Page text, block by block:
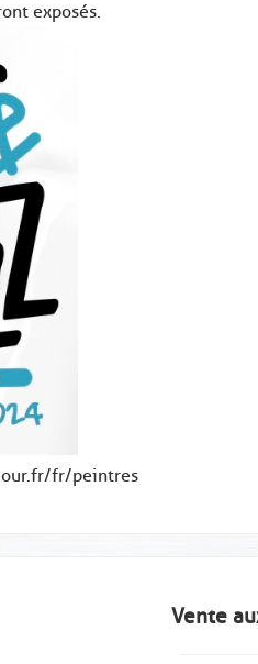
exposés.
fr/peintres
Vente